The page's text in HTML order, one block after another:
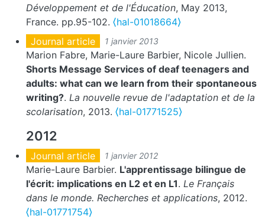
Développement et de l'Éducation, May 2013,
France. pp.95-102. ⟨hal-01018664⟩
Journal article
1 janvier 2013
Marion Fabre, Marie-Laure Barbier, Nicole Jullien.
Shorts Message Services of deaf teenagers and
adults: what can we learn from their spontaneous
writing?. La nouvelle revue de l'adaptation et de la
scolarisation, 2013. ⟨hal-01771525⟩
2012
Journal article 1 janvier 2012
Marie-Laure Barbier. L'apprentissage bilingue de
l'écrit: implications en L2 et en L1. Le Français
dans le monde. Recherches et applications, 2012.
⟨hal-01771754⟩